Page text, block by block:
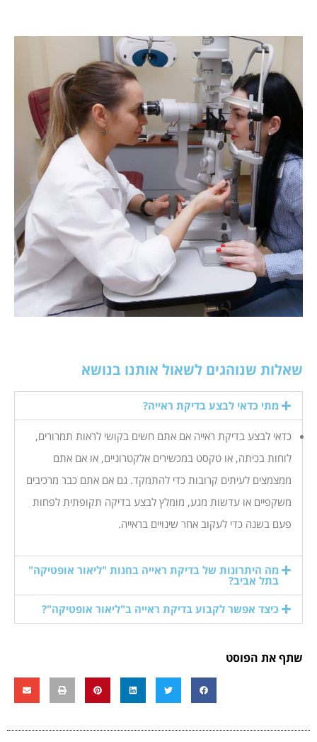
שאלות שנוהגים לשאול אותנו בנושא
מתי כדאי לבצע בדיקת ראייה?
כדאי לבצע בדיקת ראייה אם אתם חשים בקושי לראות תמרורים,
לוחות בכיתה, או טקסט במכשירים אלקטרוניים, או אם אתם
ממצמצים לעיתים קרובות כדי להתמקד. גם אם אתם כבר מרכיבים
משקפיים או עדשות מגע, מומלץ לבצע בדיקה תקופתית לפחות
פעם בשנה כדי לעקוב אחר שינויים בראייה.
מה היתרונות של בדיקת ראייה בחנות "ליאור אופטיקה"
בתל אביב?
כיצד אפשר לקבוע בדיקת ראייה ב"ליאור אופטיקה"?
שתף את הפוסט